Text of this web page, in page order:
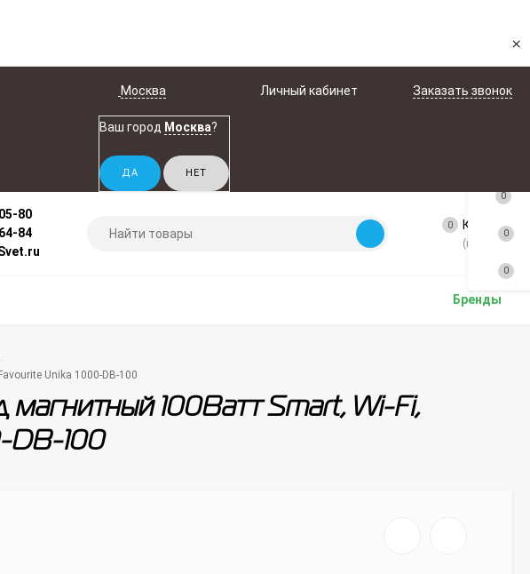
×
Москва
Ваш город Москва?
Личный кабинет Заказать звонок
80
84
0 Корзина
(пусто)
Бренды
Unika 1000-DB-100
100Ватт Smart, Wi-Fi,
DB-100
0
0
0